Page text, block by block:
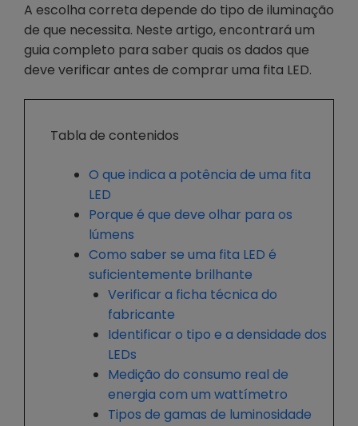
A escolha correta depende do tipo de iluminação
de que necessita. Neste artigo, encontrará um
guia completo para saber quais os dados que
deve verificar antes de comprar uma fita LED.
Tabla de contenidos
O que indica a potência de uma fita
LED
Porque é que deve olhar para os
lúmens
Como saber se uma fita LED é
suficientemente brilhante
Verificar a ficha técnica do
fabricante
Identificar o tipo e a densidade dos
LEDs
Medição do consumo real de
energia com um wattímetro
Tipos de gamas de luminosidade